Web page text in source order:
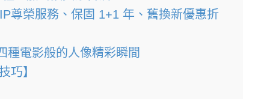
尊榮服務、保固 1+1 年、舊換新優惠折
種電影般的人像精彩瞬間
巧】